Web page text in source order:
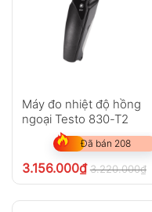
Máy đo nhiệt độ hồng
ngoại Testo 830-T2
Đã bán 208
3.156.000₫ 3.220.000₫